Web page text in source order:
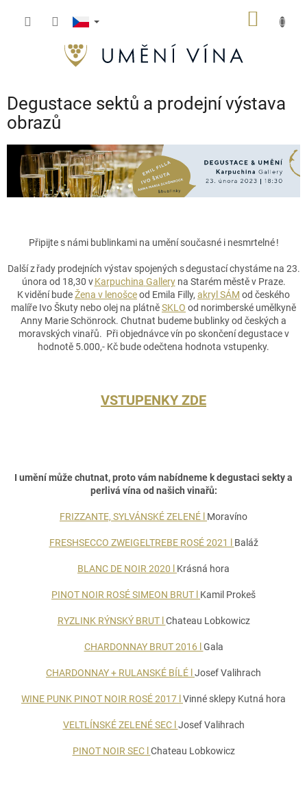
Degustace sektů a prodejní výstava
obrazů
Připijte s námi bublinkami na umění současné i nesmrtelné !
Další z řady prodejních výstav spojených s degustací chystáme na 23.
února od 18,30 vKarpuchina Galleryna Starém městě v Praze.
K vidění budeŽena v lenošceod Emila Filly, akryl SÁM od českého
malíře Ivo Škuty nebo olej na plátněSKLO od norimberské umělkyně
Anny MarieSchönrock. Chutnat budeme bublinky od českých a
moravských vinařů. Při objednávce vín po skončení degustace v
hodnotě 5.000,- Kč bude odečtena hodnota vstupenky.
VSTUPENKY ZDE
I umění může chutnat, proto vám nabídneme k degustaci sekty a
perlivá vína od našich vinařů:
FRIZZANTE, SYLVÁNSKÉ ZELENÉ l Moravíno
FRESHSECCO ZWEIGELTREBE ROSÉ 2021 l Baláž
BLANC DE NOIR 2020 l Krásná hora
PINOT NOIR ROSÉ SIMEON BRUT l Kamil Prokeš
RYZLINK RÝNSKÝ BRUT l Chateau Lobkowicz
CHARDONNAY BRUT 2016 l Gala
CHARDONNAY + RULANSKÉ BÍLÉ l Josef Valihrach
WINE PUNK PINOT NOIR ROSÉ 2017 l Vinné sklepy Kutná hora
VELTLÍNSKÉ ZELENÉ SEC l Josef Valihrach
PINOT NOIR SEC l Chateau Lobkowicz